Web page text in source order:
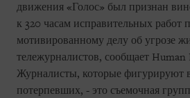
движения «Голос» был признан
к 320 часам исправительных работ
мотивированному делу об угрозе
тележурналистов, сообщает Human
Журналисты, которые фигурируют в
потерпевших, - это съемочная